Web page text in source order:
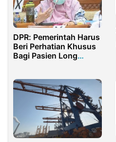
DPR: Pemerintah Harus
Beri Perhatian Khusus
Bagi Pasien Long